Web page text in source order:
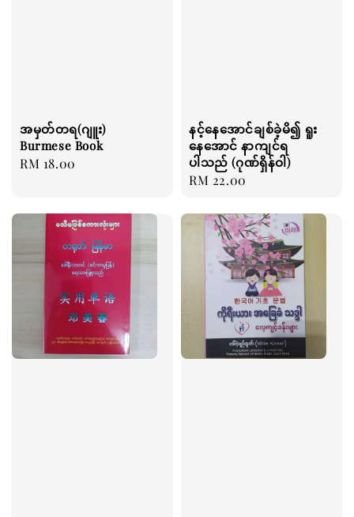
အမှတ်တရ(ဂျူး)
Burmese Book
Regular
RM 18.00
နင့်နေအောင်ချစ်ခဲ့မိ၍ ရူး
နေအောင် နာကျင်ရ
ပါသည် (ဂုဏ်ရှိန်ဝါ)
Regular
RM 22.00